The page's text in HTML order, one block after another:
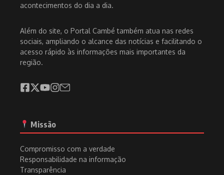
acontecimentos do dia a dia.
Além do site, o Portal Cambé também atua nas redes
sociais, ampliando o alcance das notícias e facilitando o
acesso rápido às informações mais importantes da
região.
Missão
Compromisso com a verdade
Responsabilidade na informação
Transparência